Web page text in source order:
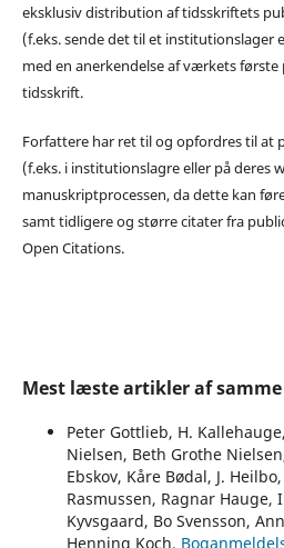
eksklusiv distribution af tidsskriftets
(f.eks. sende det til et institutionslager
med en anerkendelse af værkets
tidsskrift.
Forfattere har ret til og opfordres til at
(f.eks. i institutionslagre eller på deres
manuskriptprocessen, da dette kan
samt tidligere og større citater fra
Open Citations.
Mest læste artikler af
Peter Gottlieb, H.
Nielsen, Beth Grothe
Ebskov, Kåre Bødal, J.
Rasmussen, Ragnar
Kyvsgaard, Bo Svensson,
Henning Koch,